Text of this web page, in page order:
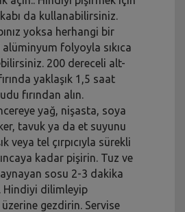
kabı da kullanabilirsiniz.
yoksa herhangi bir
alüminyum folyoyla sıkıca
200 dereceli alt-
yaklaşık 1,5 saat
fırından alın.
yağ, nişasta, soya
tavuk ya da et suyunu
veya tel çırpıcıyla sürekli
kadar pişirin. Tuz ve
sosu 2-3 dakika
Hindiyi dilimleyip
üzerine gezdirin. Servise